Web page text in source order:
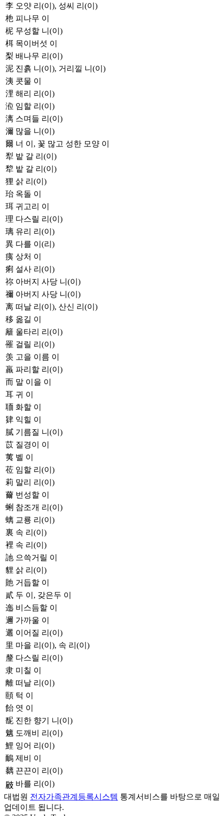
李 오얏 리(이), 성씨 리(이)
杝 피나무 이
柅 무성할 니(이)
栮 목이버섯 이
梨 배나무 리(이)
泥 진흙 니(이), 거리낄 니(이)
洟 콧물 이
浬 해리 리(이)
涖 임할 리(이)
漓 스며들 리(이)
濔 많을 니(이)
爾 너 이, 꽃 많고 성한 모양 이
犁 밭 갈 리(이)
犂 밭 갈 리(이)
狸 삵 리(이)
珆 옥돌 이
珥 귀고리 이
理 다스릴 리(이)
璃 유리 리(이)
異 다를 이(리)
痍 상처 이
痢 설사 리(이)
祢 아버지 사당 니(이)
禰 아버지 사당 니(이)
离 떠날 리(이), 산신 리(이)
移 옮길 이
籬 울타리 리(이)
罹 걸릴 리(이)
羡 고을 이름 이
羸 파리할 리(이)
而 말 이을 이
耳 귀 이
聏 화할 이
肄 익힐 이
膩 기름질 니(이)
苡 질경이 이
荑 벨 이
莅 임할 리(이)
莉 말리 리(이)
薾 번성할 이
蜊 참조개 리(이)
螭 교룡 리(이)
裏 속 리(이)
裡 속 리(이)
訑 으쓱거릴 이
貍 삵 리(이)
貤 거듭할 이
貳 두 이, 갖은두 이
迤 비스듬할 이
邇 가까울 이
邐 이어질 리(이)
里 마을 리(이), 속 리(이)
釐 다스릴 리(이)
隶 미칠 이
離 떠날 리(이)
頤 턱 이
飴 엿 이
馜 진한 향기 니(이)
魑 도깨비 리(이)
鯉 잉어 리(이)
鴯 제비 이
黐 끈끈이 리(이)
𢻠 바를 리(이)
대법원 전자가족관계등록시스템 통계서비스를 바탕으로 매일
업데이트 됩니다.